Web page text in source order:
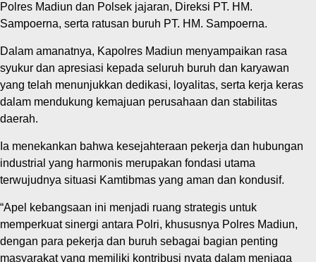
Polres Madiun dan Polsek jajaran, Direksi PT. HM.
Sampoerna, serta ratusan buruh PT. HM. Sampoerna.
Dalam amanatnya, Kapolres Madiun menyampaikan rasa
syukur dan apresiasi kepada seluruh buruh dan karyawan
yang telah menunjukkan dedikasi, loyalitas, serta kerja keras
dalam mendukung kemajuan perusahaan dan stabilitas
daerah.
Ia menekankan bahwa kesejahteraan pekerja dan hubungan
industrial yang harmonis merupakan fondasi utama
terwujudnya situasi Kamtibmas yang aman dan kondusif.
“Apel kebangsaan ini menjadi ruang strategis untuk
memperkuat sinergi antara Polri, khususnya Polres Madiun,
dengan para pekerja dan buruh sebagai bagian penting
masyarakat yang memiliki kontribusi nyata dalam menjaga